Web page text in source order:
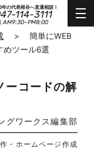
の代表根谷へ直通相談！
114-3111
AM9:30~PM8:00
>
簡単にWEB
めツール6選
ーコードの解
グワークス編集部
・ホームページ作成